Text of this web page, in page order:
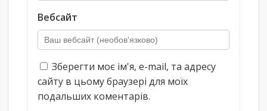
Вебсайт
Зберегти моє ім'я, e-mail, та адресу
сайту в цьому браузері для моїх
подальших коментарів.